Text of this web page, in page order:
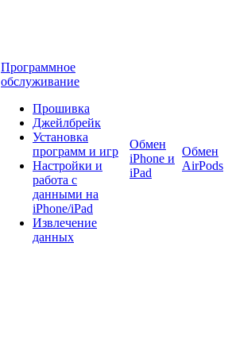
Программное
обслуживание
Прошивка
Джейлбрейк
Установка
программ и игр
Настройки и
работа с
данными на
iPhone/iPad
Извлечение
данных
Обмен
iPhone и
iPad
Обмен
AirPods